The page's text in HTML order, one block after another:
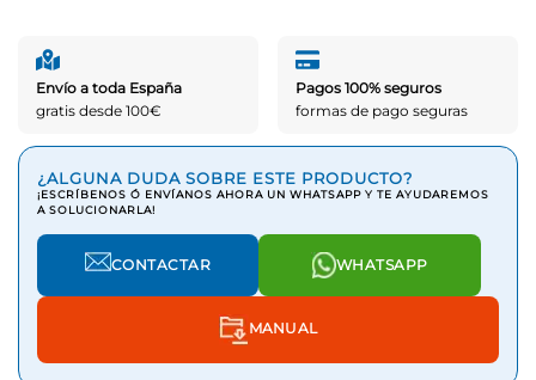
Envío a toda España
gratis desde 100€
Pagos 100% seguros
formas de pago seguras
¿ALGUNA DUDA SOBRE ESTE PRODUCTO?
¡ESCRÍBENOS Ó ENVÍANOS AHORA UN WHATSAPP Y TE AYUDAREMOS
A SOLUCIONARLA!
CONTACTAR WHATSAPP
MANUAL